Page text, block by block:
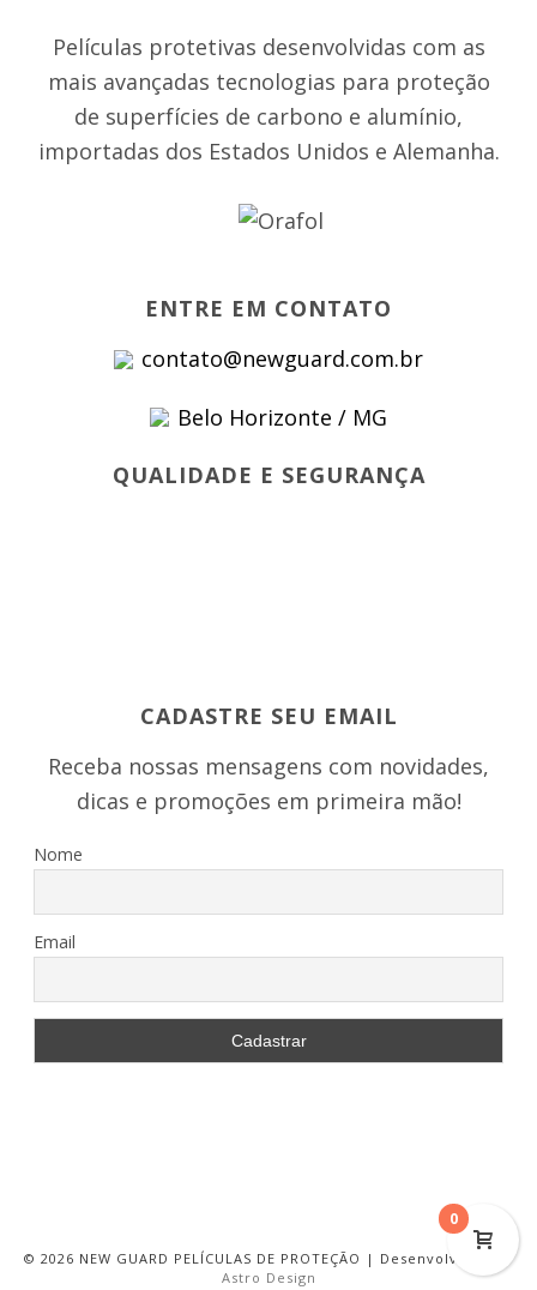
Películas protetivas desenvolvidas com as
mais avançadas tecnologias para proteção
de superfícies de carbono e alumínio,
importadas dos Estados Unidos e Alemanha.
ENTRE EM CONTATO
contato@newguard.com.br
Belo Horizonte / MG
QUALIDADE E SEGURANÇA
CADASTRE SEU EMAIL
Receba nossas mensagens com novidades,
dicas e promoções em primeira mão!
Nome
Email
© 2026 NEW GUARD PELÍCULAS DE PROTEÇÃO | Desenvolvido por
Astro Design
0